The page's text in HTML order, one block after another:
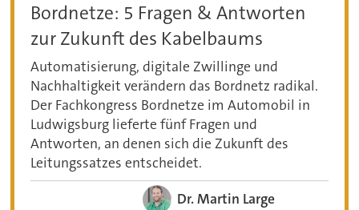
Bordnetze: 5 Fragen & Antworten
zur Zukunft des Kabelbaums
Automatisierung, digitale Zwillinge und
Nachhaltigkeit verändern das Bordnetz radikal.
Der Fachkongress Bordnetze im Automobil in
Ludwigsburg lieferte fünf Fragen und
Antworten, an denen sich die Zukunft des
Leitungssatzes entscheidet.
Dr. Martin Large